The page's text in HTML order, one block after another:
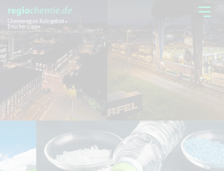
Chemieregion Ruhrgebiet +
Emscher-Lippe
Chemieregion
Aktuelles + Service